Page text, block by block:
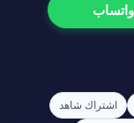
اشتراك شاهد